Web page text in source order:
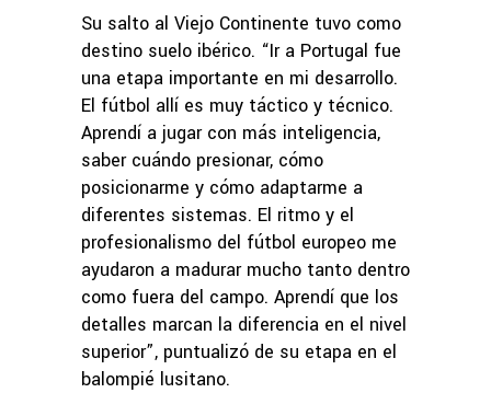
Su salto al Viejo Continente tuvo como
destino suelo ibérico. “Ir a Portugal fue
una etapa importante en mi desarrollo.
El fútbol allí es muy táctico y técnico.
Aprendí a jugar con más inteligencia,
saber cuándo presionar, cómo
posicionarme y cómo adaptarme a
diferentes sistemas. El ritmo y el
profesionalismo del fútbol europeo me
ayudaron a madurar mucho tanto dentro
como fuera del campo. Aprendí que los
detalles marcan la diferencia en el nivel
superior”, puntualizó de su etapa en el
balompié lusitano.